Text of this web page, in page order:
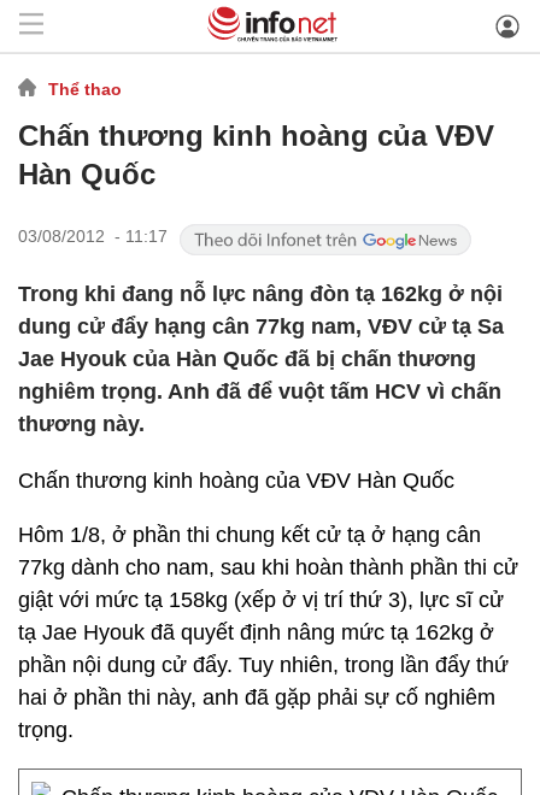
Thể thao
Chấn thương kinh hoàng của VĐV
Hàn Quốc
03/08/2012 - 11:17
Trong khi đang nỗ lực nâng đòn tạ 162kg ở nội
dung cử đẩy hạng cân 77kg nam, VĐV cử tạ Sa
Jae Hyouk của Hàn Quốc đã bị chấn thương
nghiêm trọng. Anh đã để vuột tấm HCV vì chấn
thương này.
Chấn thương kinh hoàng của VĐV Hàn Quốc
Hôm 1/8, ở phần thi chung kết cử tạ ở hạng cân
77kg dành cho nam, sau khi hoàn thành phần thi cử
giật với mức tạ 158kg (xếp ở vị trí thứ 3), lực sĩ cử
tạ Jae Hyouk đã quyết định nâng mức tạ 162kg ở
phần nội dung cử đẩy. Tuy nhiên, trong lần đẩy thứ
hai ở phần thi này, anh đã gặp phải sự cố nghiêm
trọng.